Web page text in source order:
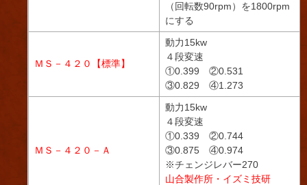
（回転数90rpm）を1800rpm
にする
ＭＳ－４２０【標準】
動力15kw
４段変速
①0.399 ②0.531
③0.829 ④1.273
ＭＳ－４２０－Ａ
動力15kw
４段変速
①0.339 ②0.744
③0.875 ④0.974
※チェンジレバー270
山合製作所・イズミ技研